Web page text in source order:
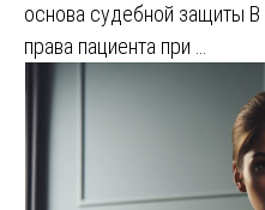
основа судебной защиты В
права пациента при …